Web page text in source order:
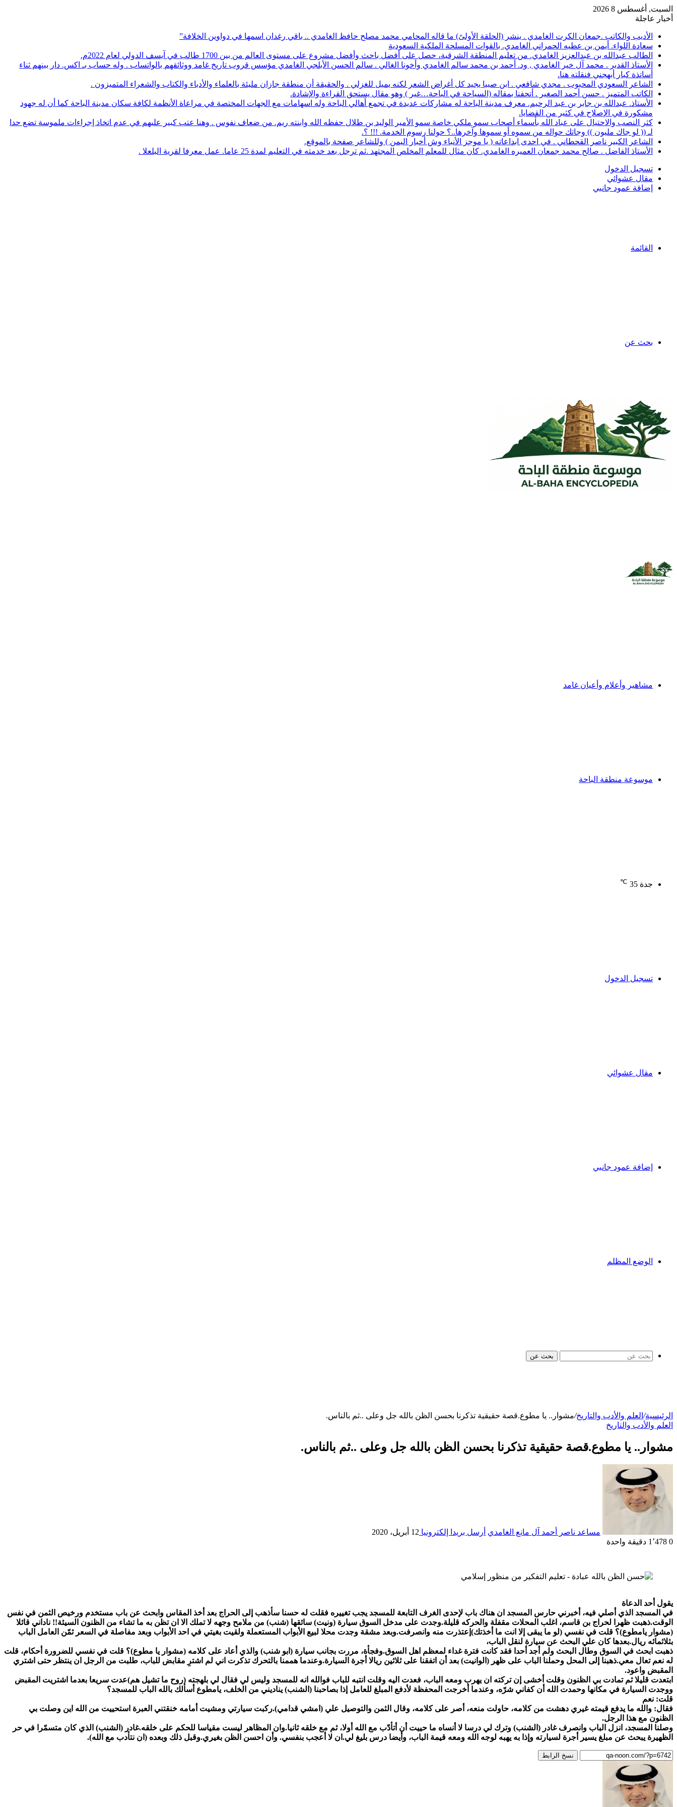
السبت, أغسطس 8 2026
أخبار عاجلة
الأديب والكاتب .جمعان الكرت الغامدي . ينشر (الحلقة الأولىً) ما قاله المحامي محمد مصلح حافظ الغامدي .. باقي رغدان اسمها في دواوين الخلافة”
سعادة اللواء. أيمن بن عطيه الحمراني الغامدي. بالقوات المسلحة الملكية السعودية
الطالب عبدالله بن عبدالعزيز الغامدي. من تعليم المنطقة الشرقية، حصل على أفضل باحث وأفضل مشروع على مستوى العالم من بين 1700 طالب في آيسف الدولي لعام 2022م.
الأستاذ القدير . محمد آل خير الغامدي , ود. أحمد بن محمد سالم الغامدي وأخونا الغالي . سالم الحسن الأبلجي الغامدي مؤسس قروب تاريخ غامد ووثائقهم بالواتساب . وله حساب بـ اكس. دار بينهم ثناء
أساتذة كبار أبهجني فنقلته هنا.
الشاعر السعودي المحبوب . مجدي شافعي . ابن صبيا يجيد كل أغراض الشعر لكنه يميل للغزلي . والحقيقة أن منطقة جازان مليئة بالعلماء والأدباء والكتاب والشعراء المتميزون .
الكاتب المتميز . حسن أحمد الصغير . أتحفنا بمقاله (السياحة في الباحة…غير ) وهو مقال يستحق القراءة والإشادة.
الأستاذ. عبدالله بن جابر بن عبد الرحيم. معرف مدينة الباحة له مشاركات عديدة في تجمع أهالي الباحة وله اسهامات مع الجهات المختصة في مراعاة الأنظمة لكافة سكان مدينة الباحة كما أن له جهود
مشكورة في الإصلاح في كثير من القضايا.
كثر النصب والاحتيال على عباد الله بأسماء أصحاب سمو ملكي خاصة سمو الأمير الوليد بن طلال حفظه الله وابنته ريم. من ضعاف نفوس . وهنا عتب كبير عليهم في عدم اتخاذ إجراءات ملموسة تضع حدا
لـ (( لو جاك مليون )) وجاتك حواله من سموه أو سموها وآخرها..؟ حولنا رسوم الخدمة. !!! ؟.
الشاعر الكبير ناصر القحطاني . في احدى ابداعاته ( يا موجز الأنباء وش أخبار اليمن ) وللشاعر صفحة بالموقع.
الأستاذ الفاضل . صالح محمد جمعان العميره الغامدي. كان مثال للمعلم المخلص المجتهد .ثم ترجل بعد خدمته في التعليم لمدة 25 عاما. عمل معرفا لقرية البلعلا .
تسجيل الدخول
مقال عشوائي
إضافة عمود جانبي
القائمة
بحث عن
مشاهير وأعلام وأعيان غامد
موسوعة منطقة الباحة
جدة 35
℃
تسجيل الدخول
مقال عشوائي
إضافة عمود جانبي
الوضع المظلم
بحث عن
الرئيسية/ العلم والأدب والتاريخ/مشوار.. يا مطوع.قصة حقيقية تذكرنا بحسن الظن بالله جل وعلى ..ثم بالناس.
العلم والأدب والتاريخ
مشوار.. يا مطوع.قصة حقيقية تذكرنا بحسن الظن بالله جل وعلى ..ثم بالناس.
مساعد ناصر أحمد آل مانع الغامدي أرسل بريدا إلكترونيا 12 أبريل، 2020
0
دقيقة واحدة
يقول أحد الدعاة
في المسجد الذي أصلي فيه، أخبرني حارس المسجد ان هناك باب لإحدى الغرف التابعة للمسجد يجب تغييره فقلت له حسنا سأذهب إلى الحراج بعد أخذ المقاس وابحث عن باب مستخدم ورخيص الثمن في نفس
الوقت.ذهبت ظهرا لحراج بن قاسم، اغلب المحلات مقفلة والحركه قليلة.وجدت على مدخل السوق سيارة (ونيت) سائقها (شنب) من ملامح وجهه لا تملك الا ان تظن به ما تشاء من الظنون السيئة!! ناداني قائلا
(مشوار يامطوع)؟ قلت في نفسي (لو ما يبقى إلا انت ما أخذتك)إعتذرت منه وانصرفت.وبعد مشقة وجدت محلا لبيع الأبواب المستعملة ولقيت بغيتي في احد الأبواب وبعد مفاصلة في السعر ثمّن العامل الباب
بثلاثمائه ريال.بعدها كان علي البحث عن سيارة لنقل الباب،
ذهبت ابحث في السوق وطال البحث ولم أجد أحدا فقد كانت فترة غداء لمعظم اهل السوق.وفجأة، مررت بجانب سيارة (ابو شنب) والذي أعاد على كلامه (مشوار يا مطوع)؟ قلت في نفسي للضرورة أحكام، قلت
له نعم تعال معي.ذهبنا إلى المحل وحملنا الباب على ظهر (الوانيت) بعد أن اتفقنا على ثلاثين ريالا أجرة السيارة.وعندما هممنا بالتحرك تذكرت اني لم اشترِ مقابض للباب، طلبت من الرجل ان ينتظر حتى اشتري
المقبض واعود.
ابتعدت قليلا ثم تمادت بي الظنون وقلت أخشى إن تركته ان يهرب ومعه الباب، فعدت اليه وقلت انتبه للباب فوالله انه للمسجد وليس لي فقال لي بلهجته (روح ما تشيل هم)عدت سريعا بعدما اشتريت المقبض
ووجدت السيارة في مكانها وحمدت الله أن كفاني شرّه، وعندما أخرجت المحفظة لأدفع المبلغ للعامل إذا بصاحبنا (الشنب) يناديني من الخلف، يامطوع أسألك بالله الباب للمسجد؟
قلت: نعم
فقال: والله ما يدفع قيمته غيري دهشت من كلامه، حاولت منعه، أصر على كلامه، وقال الثمن والتوصيل علي (امشي قدامي).ركبت سيارتي ومشيت أمامه خنقتني العبرة استحييت من الله اين وصلت بي
الظنون مع هذا الرجل.
وصلنا المسجد، انزل الباب وانصرف غادر (الشنب) وترك لي درسا لا أنساه ما حييت أن أتأدّب مع الله أولا، ثم مع خلقه ثانيا.وان المظاهر ليست مقياسا للحكم على خلقه.غادر (الشنب) الذي كان متسمّرا في حر
الظهيرة يبحث عن مبلغ يسير أجرة لسيارته وإذا به يهبه لوجه الله ومعه قيمة الباب، وأيضا درس بليغ لي.ان لا أعجب بنفسي. وأن احسن الظن بغيري.وقبل ذلك وبعده (ان نتأدب مع الله).
نسخ الرابط